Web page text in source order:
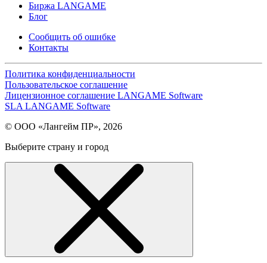
Биржа LANGAME
Блог
Сообщить об ошибке
Контакты
Политика конфиденциальности
Пользовательское соглашение
Лицензионное соглашение LANGAME Software
SLA LANGAME Software
© ООО «Лангейм ПР», 2026
Выберите страну и город